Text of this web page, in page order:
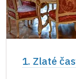
1. Zlaté